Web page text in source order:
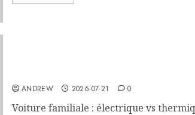
ANDREW 2026-07-21 0
Voiture familiale : électrique vs